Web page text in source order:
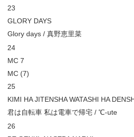
23
GLORY DAYS
Glory days / 真野恵里菜
24
MC 7
MC (7)
25
KIMI HA JITENSHA WATASHI HA
君は自転車 私は電車で帰宅 / ℃-ute
26